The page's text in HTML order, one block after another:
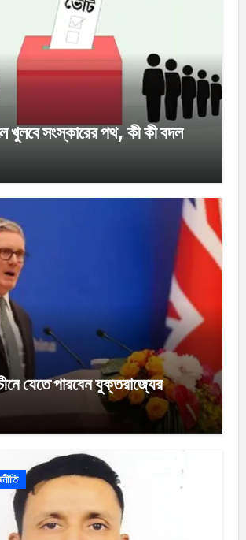
খুলবে সংস্কারের পথ, কী কী বদল
যেতে পারবেন যুক্তরাজ্যের